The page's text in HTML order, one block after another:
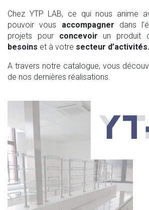
Chez YTP LAB, ce qui nous anime
pouvoir vous accompagner dans
projets pour concevoir un produit
besoins et à votre secteur d’activités.
A travers notre catalogue, vous
de nos dernières réalisations.